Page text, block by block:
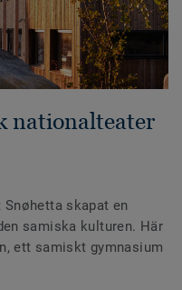
nationalteater
skapat en
samiska kulturen. Här
ett samiskt gymnasium